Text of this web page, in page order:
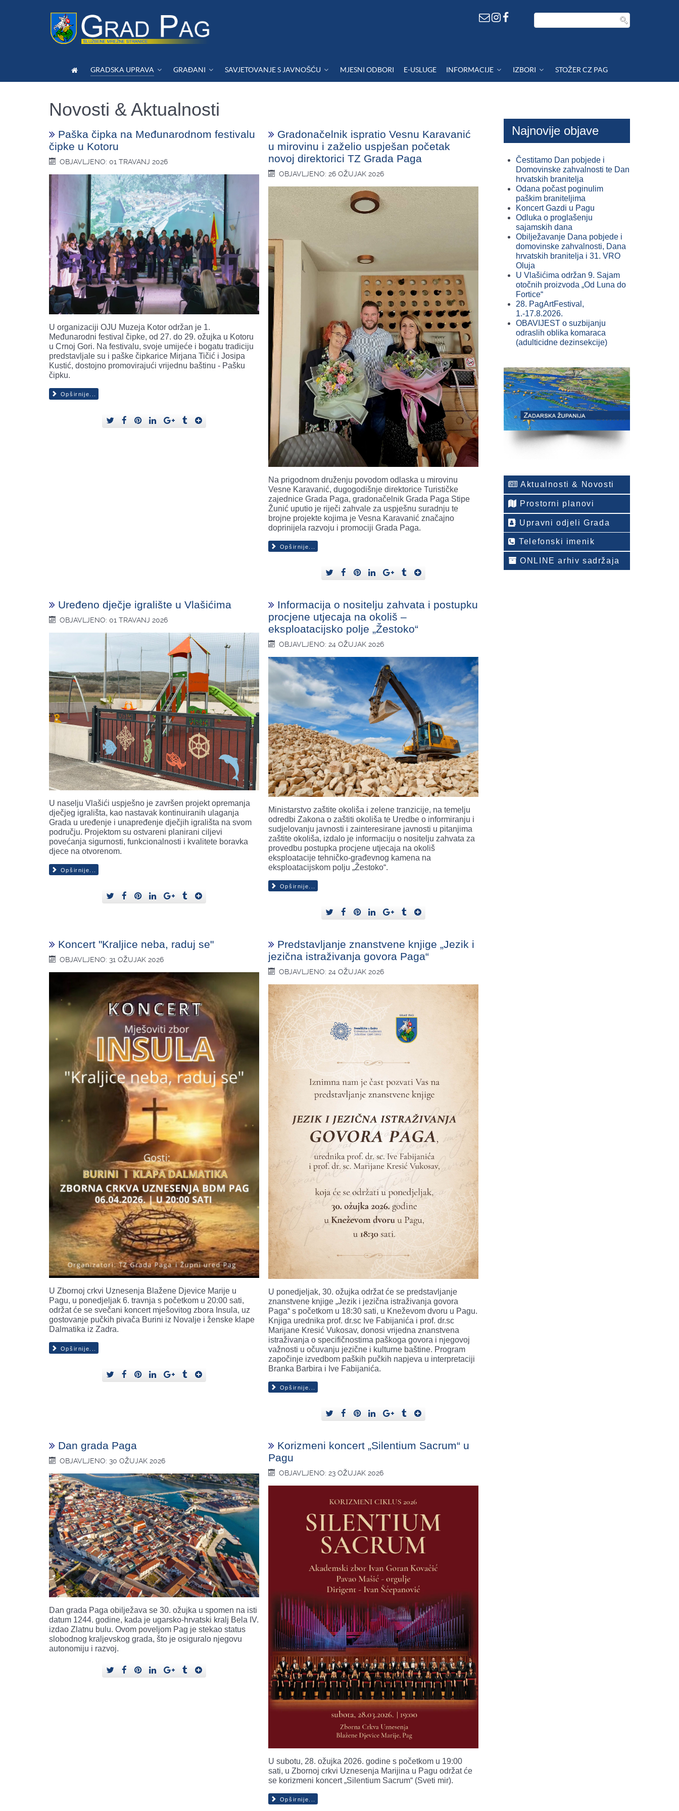
GRADSKA UPRAVA GRAĐANI SAVJETOVANJE S JAVNOŠĆU MJESNI ODBORI E-USLUGE INFORMACIJE IZBORI STOŽER CZ PAG
Novosti & Aktualnosti
Paška čipka na Međunarodnom festivalu
čipke u Kotoru
OBJAVLJENO: 01 TRAVANJ 2026
U organizaciji OJU Muzeja Kotor održan je 1.
Međunarodni festival čipke, od 27. do 29. ožujka u Kotoru
u Crnoj Gori. Na festivalu, svoje umijeće i bogatu tradiciju
predstavljale su i paške čipkarice Mirjana Tičić i Josipa
Kustić, dostojno promovirajući vrijednu baštinu - Pašku
čipku.
Opširnije...
Gradonačelnik ispratio Vesnu Karavanić
u mirovinu i zaželio uspješan početak
novoj direktorici TZ Grada Paga
OBJAVLJENO: 26 OŽUJAK 2026
Na prigodnom druženju povodom odlaska u mirovinu
Vesne Karavanić, dugogodišnje direktorice Turističke
zajednice Grada Paga, gradonačelnik Grada Paga Stipe
Žunić uputio je riječi zahvale za uspješnu suradnju te
brojne projekte kojima je Vesna Karavanić značajno
doprinijela razvoju i promociji Grada Paga.
Opširnije...
Uređeno dječje igralište u Vlašićima
OBJAVLJENO: 01 TRAVANJ 2026
U naselju Vlašići uspješno je završen projekt opremanja
dječjeg igrališta, kao nastavak kontinuiranih ulaganja
Grada u uređenje i unapređenje dječjih igrališta na svom
području. Projektom su ostvareni planirani ciljevi
povećanja sigurnosti, funkcionalnosti i kvalitete boravka
djece na otvorenom.
Opširnije...
Informacija o nositelju zahvata i postupku
procjene utjecaja na okoliš –
eksploatacijsko polje „Žestoko“
OBJAVLJENO: 24 OŽUJAK 2026
Ministarstvo zaštite okoliša i zelene tranzicije, na temelju
odredbi Zakona o zaštiti okoliša te Uredbe o informiranju i
sudjelovanju javnosti i zainteresirane javnosti u pitanjima
zaštite okoliša, izdalo je informaciju o nositelju zahvata za
provedbu postupka procjene utjecaja na okoliš
eksploatacije tehničko-građevnog kamena na
eksploatacijskom polju „Žestoko“.
Opširnije...
Koncert "Kraljice neba, raduj se"
OBJAVLJENO: 31 OŽUJAK 2026
U Zbornoj crkvi Uznesenja Blažene Djevice Marije u
Pagu, u ponedjeljak 6. travnja s početkom u 20:00 sati,
održat će se svečani koncert mješovitog zbora Insula, uz
gostovanje pučkih pivača Burini iz Novalje i ženske klape
Dalmatika iz Zadra.
Opširnije...
Predstavljanje znanstvene knjige „Jezik i
jezična istraživanja govora Paga“
OBJAVLJENO: 24 OŽUJAK 2026
U ponedjeljak, 30. ožujka održat će se predstavljanje
znanstvene knjige „Jezik i jezična istraživanja govora
Paga“ s početkom u 18:30 sati, u Kneževom dvoru u Pagu.
Knjiga urednika prof. dr.sc Ive Fabijanića i prof. dr.sc
Marijane Kresić Vukosav, donosi vrijedna znanstvena
istraživanja o specifičnostima paškoga govora i njegovoj
važnosti u očuvanju jezične i kulturne baštine. Program
započinje izvedbom paških pučkih napjeva u interpretaciji
Branka Barbira i Ive Fabijanića.
Opširnije...
Dan grada Paga
OBJAVLJENO: 30 OŽUJAK 2026
Dan grada Paga obilježava se 30. ožujka u spomen na isti
datum 1244. godine, kada je ugarsko-hrvatski kralj Bela IV.
izdao Zlatnu bulu. Ovom poveljom Pag je stekao status
slobodnog kraljevskog grada, što je osiguralo njegovu
autonomiju i razvoj.
Korizmeni koncert „Silentium Sacrum“ u
Pagu
OBJAVLJENO: 23 OŽUJAK 2026
U subotu, 28. ožujka 2026. godine s početkom u 19:00
sati, u Zbornoj crkvi Uznesenja Marijina u Pagu održat će
se korizmeni koncert „Silentium Sacrum“ (Sveti mir).
Opširnije...
Najnovije objave
Čestitamo Dan pobjede i
Domovinske zahvalnosti te Dan
hrvatskih branitelja
Odana počast poginulim
paškim braniteljima
Koncert Gazdi u Pagu
Odluka o proglašenju
sajamskih dana
Obilježavanje Dana pobjede i
domovinske zahvalnosti, Dana
hrvatskih branitelja i 31. VRO
Oluja
U Vlašićima održan 9. Sajam
otočnih proizvoda „Od Luna do
Fortice“
28. PagArtFestival,
1.-17.8.2026.
OBAVIJEST o suzbijanju
odraslih oblika komaraca
(adulticidne dezinsekcije)
Aktualnosti & Novosti
Prostorni planovi
Upravni odjeli Grada
Telefonski imenik
ONLINE arhiv sadržaja